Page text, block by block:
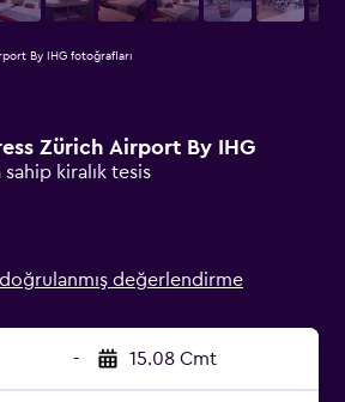
Zürich Airport By IHG
sahip kiralık tesis
doğrulanmış değerlendirme
- 15.08 Cmt
By IHG fotoğrafları